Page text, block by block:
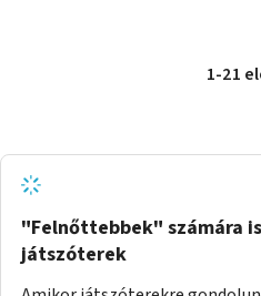
1-21
"Felnőttebbek" számára
játszóterek